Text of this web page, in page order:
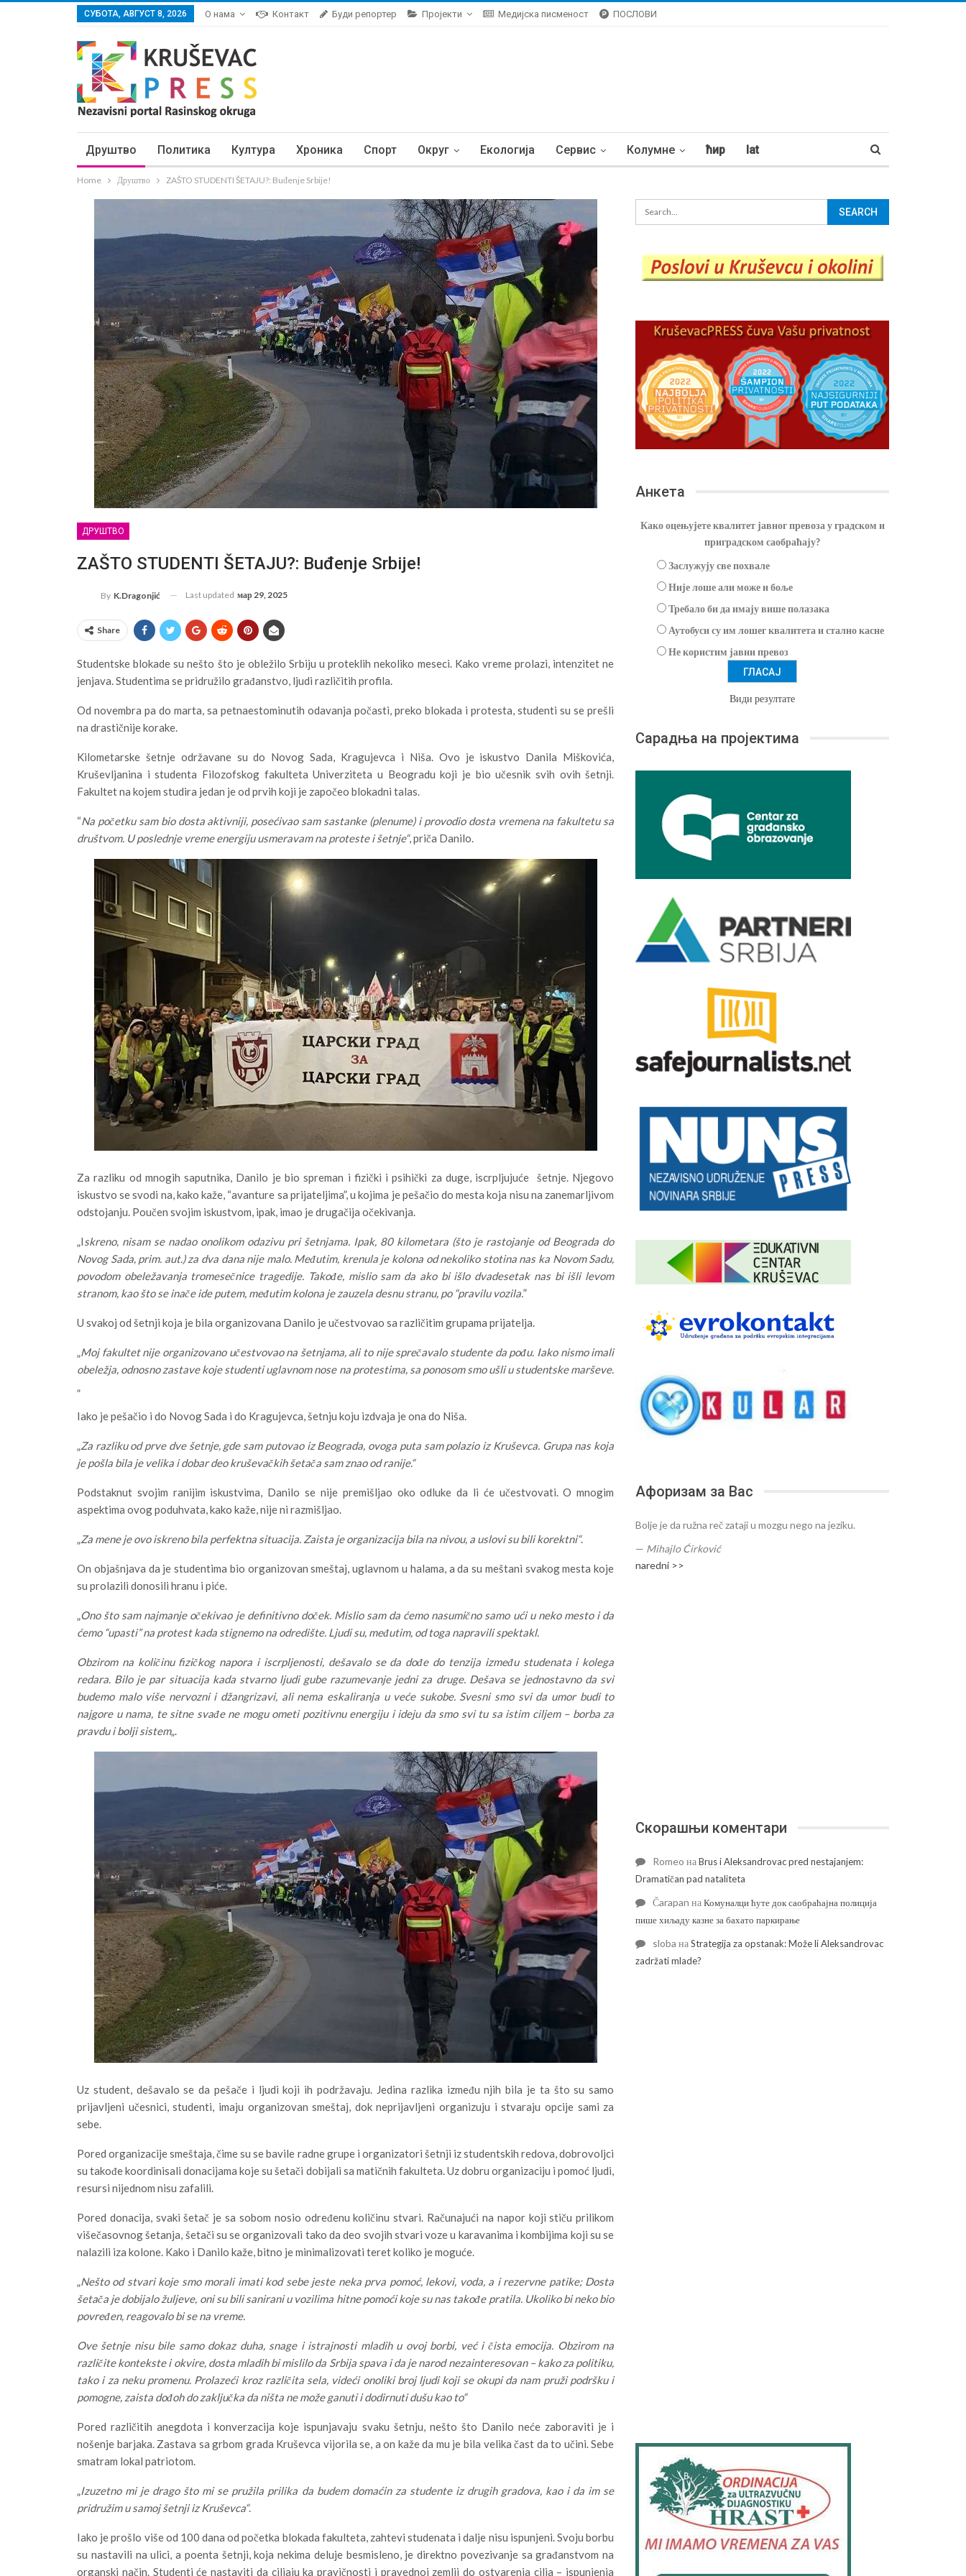
СУБОТА, АВГУСТ 8, 2026 О нама Контакт Буди репортер Пројекти Медијска писменост ПОСЛОВИ
Друштво Политика Култура Хроника Спорт Округ Екологија Сервис Колумне ћир lat
Home Друштво ZAŠTO STUDENTI ŠETAJU?: Buđenje Srbije!
ДРУШТВО
ZAŠTO STUDENTI ŠETAJU?: Buđenje Srbije!
By K.Dragonjić Last updated мар 29, 2025
Share
Studentske blokade su nešto što je obležilo Srbiju u proteklih nekoliko meseci. Kako vreme prolazi, intenzitet ne
jenjava. Studentima se pridružilo građanstvo, ljudi različitih profila.
Od novembra pa do marta, sa petnaestominutih odavanja počasti, preko blokada i protesta, studenti su se prešli
na drastičnije korake.
Kilometarske šetnje održavane su do Novog Sada, Kragujevca i Niša. Ovo je iskustvo Danila Miškovića,
Kruševljanina i studenta Filozofskog fakulteta Univerziteta u Beogradu koji je bio učesnik svih ovih šetnji.
Fakultet na kojem studira jedan je od prvih koji je započeo blokadni talas.
“Na početku sam bio dosta aktivniji, posećivao sam sastanke (plenume) i provodio dosta vremena na fakultetu sa
društvom. U poslednje vreme energiju usmeravam na proteste i šetnje“, priča Danilo.
Za razliku od mnogih saputnika, Danilo je bio spreman i fizički i psihički za duge, iscrpljujuće šetnje. Njegovo
iskustvo se svodi na, kako kaže, “avanture sa prijateljima”, u kojima je pešačio do mesta koja nisu na zanemarljivom
odstojanju. Poučen svojim iskustvom, ipak, imao je drugačija očekivanja.
„Iskreno, nisam se nadao onolikom odazivu pri šetnjama. Ipak, 80 kilometara (što je rastojanje od Beograda do
Novog Sada, prim. aut.) za dva dana nije malo. Međutim, krenula je kolona od nekoliko stotina nas ka Novom Sadu,
povodom obeležavanja tromesečnice tragedije. Takođe, mislio sam da ako bi išlo dvadesetak nas bi išli levom
stranom, kao što se inače ide putem, međutim kolona je zauzela desnu stranu, po “pravilu vozila.”
U svakoj od šetnji koja je bila organizovana Danilo je učestvovao sa različitim grupama prijatelja.
„Moj fakultet nije organizovano učestvovao na šetnjama, ali to nije sprečavalo studente da pođu. Iako nismo imali
obeležja, odnosno zastave koje studenti uglavnom nose na protestima, sa ponosom smo ušli u studentske marševe.
„
Iako je pešačio i do Novog Sada i do Kragujevca, šetnju koju izdvaja je ona do Niša.
„Za razliku od prve dve šetnje, gde sam putovao iz Beograda, ovoga puta sam polazio iz Kruševca. Grupa nas koja
je pošla bila je velika i dobar deo kruševačkih šetača sam znao od ranije.“
Podstaknut svojim ranijim iskustvima, Danilo se nije premišljao oko odluke da li će učestvovati. O mnogim
aspektima ovog poduhvata, kako kaže, nije ni razmišljao.
„Za mene je ovo iskreno bila perfektna situacija. Zaista je organizacija bila na nivou, a uslovi su bili korektni“.
On objašnjava da je studentima bio organizovan smeštaj, uglavnom u halama, a da su meštani svakog mesta koje
su prolazili donosili hranu i piće.
„Ono što sam najmanje očekivao je definitivno doček. Mislio sam da ćemo nasumično samo ući u neko mesto i da
ćemo “upasti” na protest kada stignemo na odredište. Ljudi su, međutim, od toga napravili spektakl.
Obzirom na količinu fizičkog napora i iscrpljenosti, dešavalo se da dođe do tenzija između studenata i kolega
redara. Bilo je par situacija kada stvarno ljudi gube razumevanje jedni za druge. Dešava se jednostavno da svi
budemo malo više nervozni i džangrizavi, ali nema eskaliranja u veće sukobe. Svesni smo svi da umor budi to
najgore u nama, te sitne svađe ne mogu ometi pozitivnu energiju i ideju da smo svi tu sa istim ciljem – borba za
pravdu i bolji sistem„.
Uz student, dešavalo se da pešače i ljudi koji ih podržavaju. Jedina razlika između njih bila je ta što su samo
prijavljeni učesnici, studenti, imaju organizovan smeštaj, dok neprijavljeni organizuju i stvaraju opcije sami za
sebe.
Pored organizacije smeštaja, čime su se bavile radne grupe i organizatori šetnji iz studentskih redova, dobrovoljci
su takođe koordinisali donacijama koje su šetači dobijali sa matičnih fakulteta. Uz dobru organizaciju i pomoć ljudi,
resursi nijednom nisu zafalili.
Pored donacija, svaki šetač je sa sobom nosio određenu količinu stvari. Računajući na napor koji stiču prilikom
višečasovnog šetanja, šetači su se organizovali tako da deo svojih stvari voze u karavanima i kombijima koji su se
nalazili iza kolone. Kako i Danilo kaže, bitno je minimalizovati teret koliko je moguće.
„Nešto od stvari koje smo morali imati kod sebe jeste neka prva pomoć, lekovi, voda, a i rezervne patike; Dosta
šetača je dobijalo žuljeve, oni su bili sanirani u vozilima hitne pomoći koje su nas takođe pratila. Ukoliko bi neko bio
povređen, reagovalo bi se na vreme.
Ove šetnje nisu bile samo dokaz duha, snage i istrajnosti mladih u ovoj borbi, već i čista emocija. Obzirom na
različite kontekste i okvire, dosta mladih bi mislilo da Srbija spava i da je narod nezainteresovan – kako za politiku,
tako i za neku promenu. Prolazeći kroz različita sela, videći onoliki broj ljudi koji se okupi da nam pruži podršku i
pomogne, zaista dođoh do zaključka da ništa ne može ganuti i dodirnuti dušu kao to“
Pored različitih anegdota i konverzacija koje ispunjavaju svaku šetnju, nešto što Danilo neće zaboraviti je i
nošenje barjaka. Zastava sa grbom grada Kruševca vijorila se, a on kaže da mu je bila velika čast da to učini. Sebe
smatram lokal patriotom.
„Izuzetno mi je drago što mi se pružila prilika da budem domaćin za studente iz drugih gradova, kao i da im se
pridružim u samoj šetnji iz Kruševca“.
Iako je prošlo više od 100 dana od početka blokada fakulteta, zahtevi studenata i dalje nisu ispunjeni. Svoju borbu
su nastavili na ulici, a poenta šetnji, koja nekima deluje besmisleno, je direktno povezivanje sa građanstvom na
organski način. Studenti će nastaviti da ciljaju ka pravičnosti i pravednoj zemlji do ostvarenja cilja – ispunjenja
Анкета
Како оцењујете квалитет јавног превоза у градском и
приградском саобраћају?
Заслужују све похвале
Није лоше али може и боље
Требало би да имају више полазака
Аутобуси су им лошег квалитета и стално касне
Не користим јавни превоз
Види резултате
Сарадња на пројектима
Афоризам за Вас
Bolje je da ružna reč zataji u mozgu nego na jeziku.
— Mihajlo Ćirković
naredni >>
Скорашњи коментари
Romeo наBrus i Aleksandrovac pred nestajanjem:
Dramatičan pad nataliteta
Čarapan наКомуналци ћуте док саобраћајна полиција
пише хиљаду казне за бахато паркирање
sloba наStrategija za opstanak: Može li Aleksandrovac
zadržati mlade?